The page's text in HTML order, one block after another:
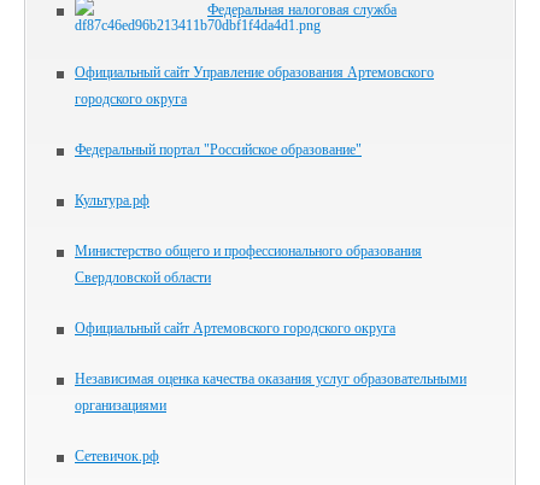
Федеральная налоговая служба
Официальный сайт Управление образования Артемовского
городского округа
Федеральный портал "Российское образование"
Культура.рф
Министерство общего и профессионального образования
Свердловской области
Официальный сайт Артемовского городского округа
Независимая оценка качества оказания услуг образовательными
организациями
Сетевичок.рф